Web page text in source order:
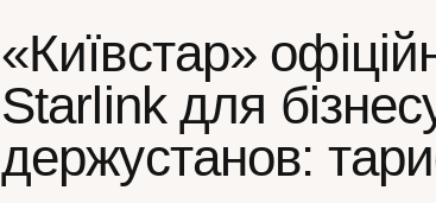
«Київстар»
Starlink для
держустанов: